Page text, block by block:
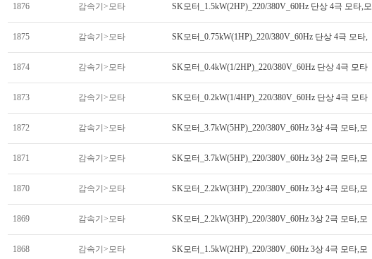
1876 감속기>모타 SK모터_1.5kW(2HP)_220/380V_60Hz 단상 4극 모타,모
1875 감속기>모타 SK모터_0.75kW(1HP)_220/380V_60Hz 단상 4극 모타,
1874 감속기>모타 SK모터_0.4kW(1/2HP)_220/380V_60Hz 단상 4극 모타
1873 감속기>모타 SK모터_0.2kW(1/4HP)_220/380V_60Hz 단상 4극 모타
1872 감속기>모타 SK모터_3.7kW(5HP)_220/380V_60Hz 3상 4극 모타,모
1871 감속기>모타 SK모터_3.7kW(5HP)_220/380V_60Hz 3상 2극 모타,모
1870 감속기>모타 SK모터_2.2kW(3HP)_220/380V_60Hz 3상 4극 모타,모
1869 감속기>모타 SK모터_2.2kW(3HP)_220/380V_60Hz 3상 2극 모타,모
1868 감속기>모타 SK모터_1.5kW(2HP)_220/380V_60Hz 3상 4극 모타,모